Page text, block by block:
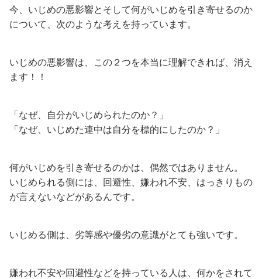
今、いじめの悪影響とそして何がいじめを引き寄せるのか
について、次のような考えを持っています。
いじめの悪影響は、この２つを本当に理解できれば、消え
ます！！
「なぜ、自分がいじめられたのか？」
「なぜ、いじめた連中は自分を標的にしたのか？」
何がいじめを引き寄せるのかは、偶然ではありません。
いじめられる側には、回避性、嫌われ不安、はっきりもの
が言えないなどがあるんです。
いじめる側は、劣等感や優劣の意識がとても強いです。
嫌われ不安や回避性などを持っている人は、何かをされて